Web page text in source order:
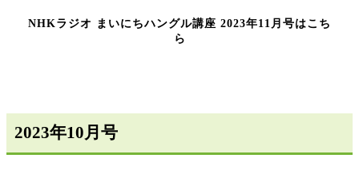
NHKラジオ まいにちハングル講座 2023年11月号はこち
ら
2023年10月号